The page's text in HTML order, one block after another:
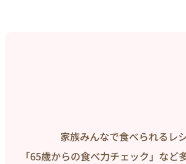
家族みんなで食べられるレ
「65歳からの食べ力チェック」など